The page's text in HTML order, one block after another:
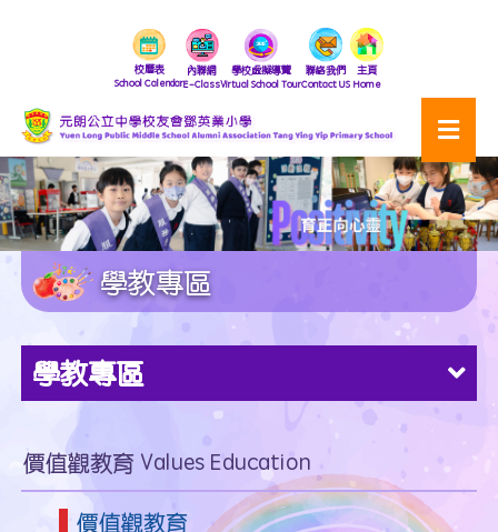
校曆表
School Calendar
內聯網
E-Class
學校虛擬導覽
Virtual School Tour
聯絡我們
Contact US
主頁
Home
學教專區
學教專區
價值觀教育 Values Education
價值觀教育